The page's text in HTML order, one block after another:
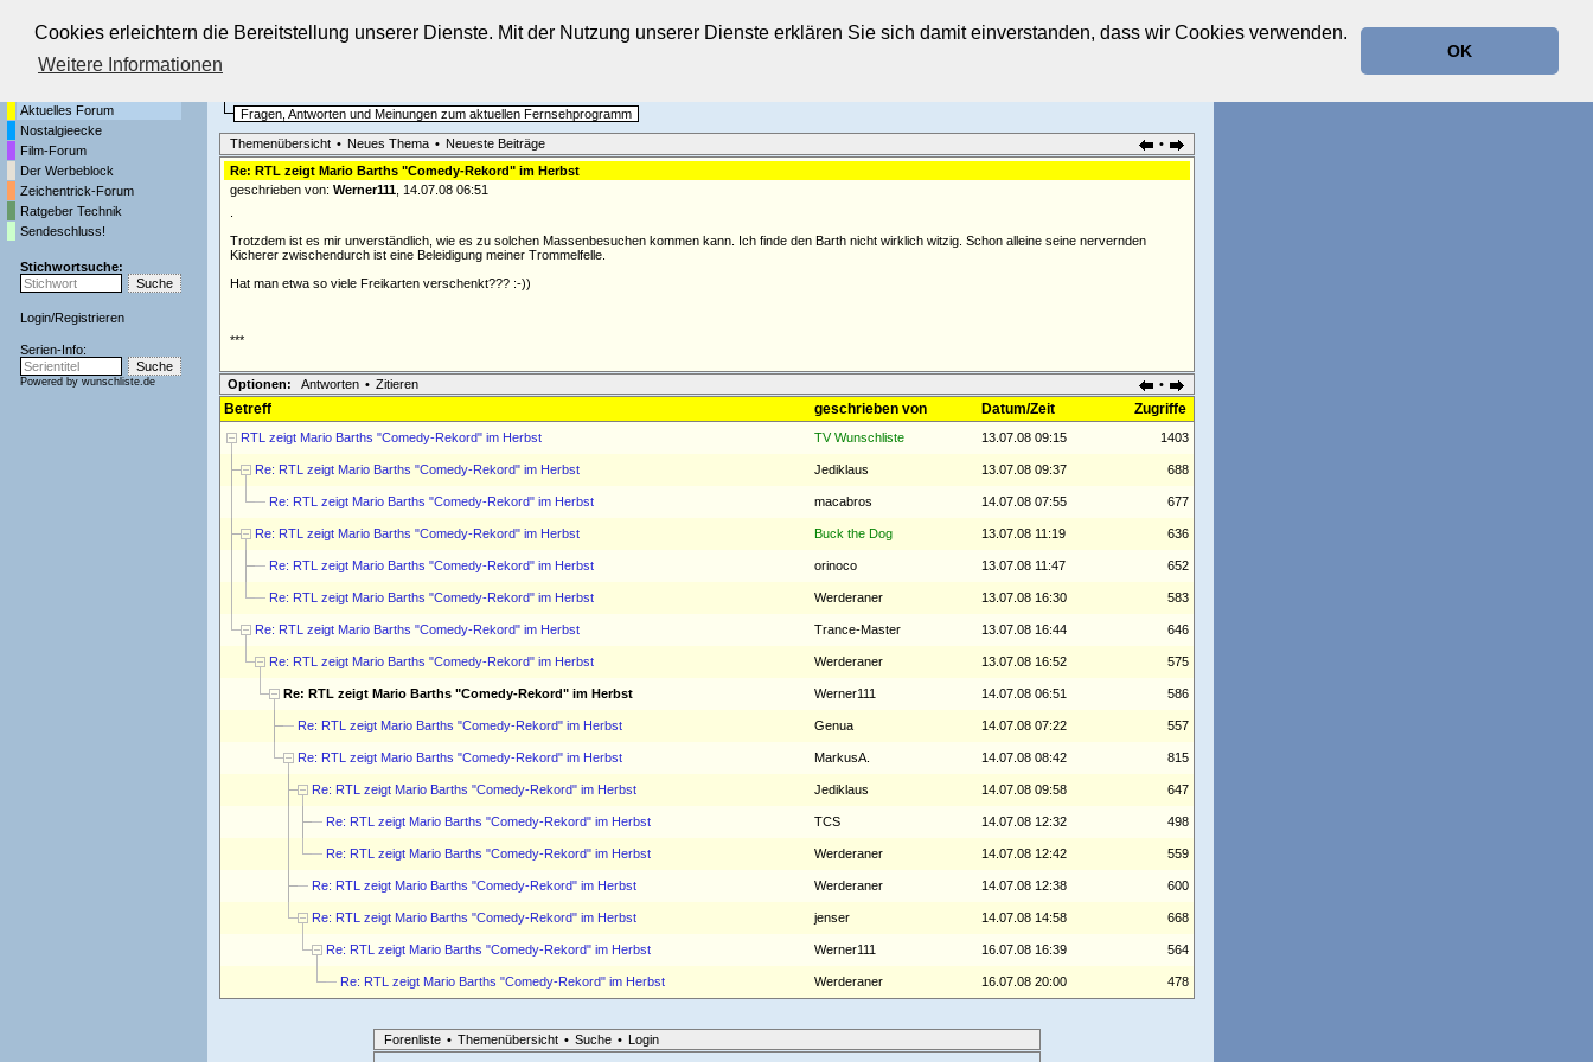
Cookies erleichtern die Bereitstellung unserer Dienste. Mit der Nutzung unserer Dienste erklären Sie sich damit einverstanden, dass wir Cookies verwenden.
Weitere Informationen
OK
Die Fernseh-Diskussionsforen von
Aktuelles Forum
Nostalgieecke
Film-Forum
Der Werbeblock
Zeichentrick-Forum
Ratgeber Technik
Sendeschluss!
Stichwortsuche:
Login/Registrieren
Serien-Info:
Powered by wunschliste.de
Fragen, Antworten und Meinungen zum aktuellen Fernsehprogramm
Themenübersicht • Neues Thema • Neueste Beiträge
•
Re: RTL zeigt Mario Barths "Comedy-Rekord" im Herbst
geschrieben von: Werner111, 14.07.08 06:51
.
Trotzdem ist es mir unverständlich, wie es zu solchen Massenbesuchen kommen kann. Ich finde den Barth nicht wirklich witzig. Schon alleine seine nervernden
Kicherer zwischendurch ist eine Beleidigung meiner Trommelfelle.
Hat man etwa so viele Freikarten verschenkt??? :-))
***
•
Optionen: Antworten • Zitieren
Betreff geschrieben von Datum/Zeit Zugriffe
RTL zeigt Mario Barths "Comedy-Rekord" im Herbst TV Wunschliste 13.07.08 09:15 1403
Re: RTL zeigt Mario Barths "Comedy-Rekord" im Herbst Jediklaus 13.07.08 09:37 688
Re: RTL zeigt Mario Barths "Comedy-Rekord" im Herbst macabros 14.07.08 07:55 677
Re: RTL zeigt Mario Barths "Comedy-Rekord" im Herbst Buck the Dog 13.07.08 11:19 636
Re: RTL zeigt Mario Barths "Comedy-Rekord" im Herbst orinoco 13.07.08 11:47 652
Re: RTL zeigt Mario Barths "Comedy-Rekord" im Herbst Werderaner 13.07.08 16:30 583
Re: RTL zeigt Mario Barths "Comedy-Rekord" im Herbst Trance-Master 13.07.08 16:44 646
Re: RTL zeigt Mario Barths "Comedy-Rekord" im Herbst Werderaner 13.07.08 16:52 575
Re: RTL zeigt Mario Barths "Comedy-Rekord" im Herbst Werner111 14.07.08 06:51 586
Re: RTL zeigt Mario Barths "Comedy-Rekord" im Herbst Genua 14.07.08 07:22 557
Re: RTL zeigt Mario Barths "Comedy-Rekord" im Herbst MarkusA. 14.07.08 08:42 815
Re: RTL zeigt Mario Barths "Comedy-Rekord" im Herbst Jediklaus 14.07.08 09:58 647
Re: RTL zeigt Mario Barths "Comedy-Rekord" im Herbst TCS 14.07.08 12:32 498
Re: RTL zeigt Mario Barths "Comedy-Rekord" im Herbst Werderaner 14.07.08 12:42 559
Re: RTL zeigt Mario Barths "Comedy-Rekord" im Herbst Werderaner 14.07.08 12:38 600
Re: RTL zeigt Mario Barths "Comedy-Rekord" im Herbst jenser 14.07.08 14:58 668
Re: RTL zeigt Mario Barths "Comedy-Rekord" im Herbst Werner111 16.07.08 16:39 564
Re: RTL zeigt Mario Barths "Comedy-Rekord" im Herbst Werderaner 16.07.08 20:00 478
Forenliste • Themenübersicht • Suche • Login